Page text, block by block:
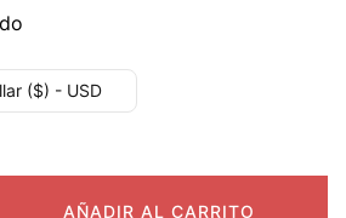
($) - USD
AÑADIR AL CARRITO